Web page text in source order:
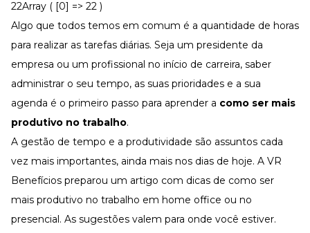
Gestão de Empresas e Negócios
Eleve os resultados da organização
Gestão de Pessoas e Liderança
Capacitação com especialistas
Recursos Humanos
Treinamento de Produto
Desenvolva a sua equipe
Materiais Gratuitos
Materiais Gratuitos
22Array ( [0] => 22 )
Algo que todos temos em comum é a quantidade de horas
para realizar as tarefas diárias. Seja um presidente da
empresa ou um profissional no início de carreira, saber
administrar o seu tempo, as suas prioridades e a sua
agenda é o primeiro passo para aprender a como ser mais
produtivo no trabalho.
A gestão de tempo e a produtividade são assuntos cada
vez mais importantes, ainda mais nos dias de hoje. A VR
Benefícios preparou um artigo com dicas de como ser
mais produtivo no trabalho em home office ou no
presencial. As sugestões valem para onde você estiver.